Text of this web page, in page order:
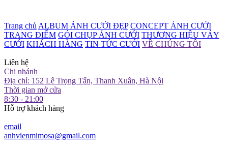
Trang chủ ALBUM ẢNH CƯỚI ĐẸP CONCEPT ẢNH CƯỚI
TRANG ĐIỂM GÓI CHỤP ẢNH CƯỚI THƯƠNG HIỆU VÁY
CƯỚI KHÁCH HÀNG TIN TỨC CƯỚI VỀ CHÚNG TÔI
Liên hệ
Chi nhánh
Địa chỉ: 152 Lê Trọng Tấn, Thanh Xuân, Hà Nội
Thời gian mở cửa
8:30 - 21:00
Hỗ trợ khách hàng
email
anhvienmimosa@gmail.com